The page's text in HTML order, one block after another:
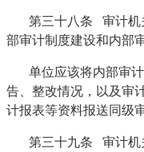
第三十八条 审计机
部审计制度建设和内部
单位应该将内部审计
告、整改情况，以及审
计报表等资料报送同级
第三十九条 审计机